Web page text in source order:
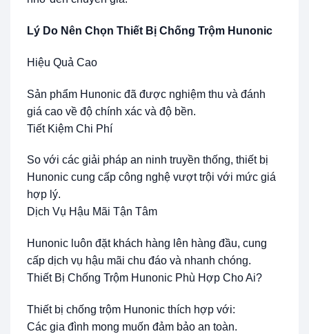
Lý Do Nên Chọn Thiết Bị Chống Trộm Hunonic
Hiệu Quả Cao
Sản phẩm Hunonic đã được nghiệm thu và đánh
giá cao về độ chính xác và độ bền.
Tiết Kiệm Chi Phí
So với các giải pháp an ninh truyền thống, thiết bị
Hunonic cung cấp công nghệ vượt trội với mức giá
hợp lý.
Dịch Vụ Hậu Mãi Tận Tâm
Hunonic luôn đặt khách hàng lên hàng đầu, cung
cấp dịch vụ hậu mãi chu đáo và nhanh chóng.
Thiết Bị Chống Trộm Hunonic Phù Hợp Cho Ai?
Thiết bị chống trộm Hunonic thích hợp với:
Các gia đình mong muốn đảm bảo an toàn.